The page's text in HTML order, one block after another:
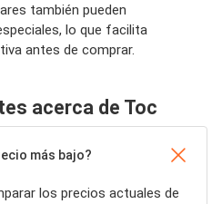
también pueden
lo que facilita
antes de comprar.
acerca de Toc
más bajo?
los precios actuales de